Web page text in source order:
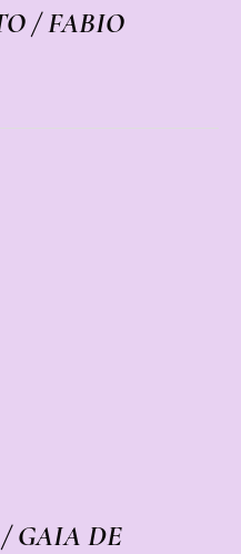
/ FABIO
GAIA DE